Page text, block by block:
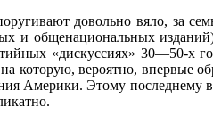
довольно вяло, за
и общенациональных
«дискуссиях» 30—50-х
которую, вероятно,
Америки. Этому